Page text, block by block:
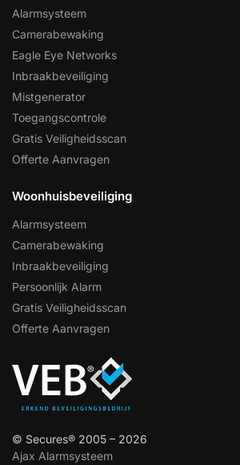
Alarmsysteem
Camerabewaking
Eagle Eye Networks
Inbraakbeveiliging
Mistgenerator
Toegangscontrole
Gratis Veiligheidsscan
Offerte Aanvragen
Woonhuisbeveiliging
Alarmsysteem
Camerabewaking
Inbraakbeveiliging
Persoonlijk Alarm
Gratis Veiligheidsscan
Offerte Aanvragen
© Secures® 2005 – 2026
Ajax Alarmsysteem